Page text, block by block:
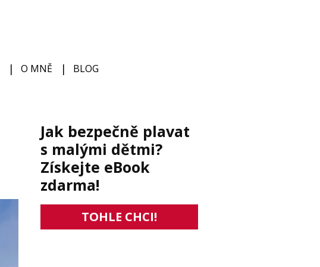
O MNĚ BLOG
Jak bezpečně plavat
s malými dětmi?
Získejte eBook
zdarma!
TOHLE CHCI!